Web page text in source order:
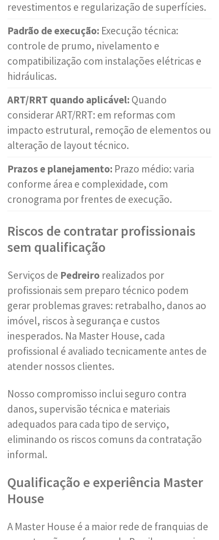
revestimentos e regularização de superfícies.
Padrão de execução: Execução técnica:
controle de prumo, nivelamento e
compatibilização com instalações elétricas e
hidráulicas.
ART/RRT quando aplicável: Quando
considerar ART/RRT: em reformas com
impacto estrutural, remoção de elementos ou
alteração de layout técnico.
Prazos e planejamento: Prazo médio: varia
conforme área e complexidade, com
cronograma por frentes de execução.
Riscos de contratar profissionais
sem qualificação
Serviços de Pedreiro realizados por
profissionais sem preparo técnico podem
gerar problemas graves: retrabalho, danos ao
imóvel, riscos à segurança e custos
inesperados. Na Master House, cada
profissional é avaliado tecnicamente antes de
atender nossos clientes.
Nosso compromisso inclui seguro contra
danos, supervisão técnica e materiais
adequados para cada tipo de serviço,
eliminando os riscos comuns da contratação
informal.
Qualificação e experiência Master
House
A Master House é a maior rede de franquias de